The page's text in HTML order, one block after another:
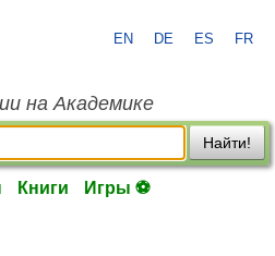
EN DE ES FR
на Академике
Найти!
Книги Игры ⚽